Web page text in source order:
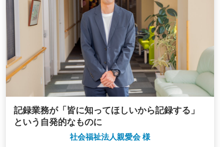
記録業務が「皆に知ってほしいから記録する」
という自発的なものに
社会福祉法人親愛会 様